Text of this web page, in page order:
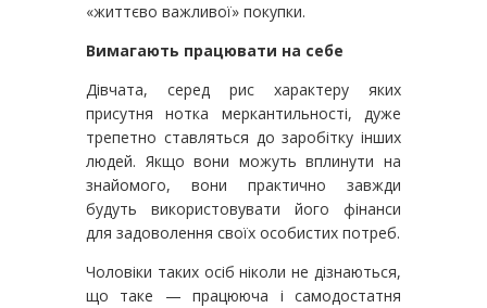
«життєво важливої» покупки.
Вимагають працювати на себе
Дівчата, серед рис характеру яких
присутня нотка меркантильності, дуже
трепетно ставляться до заробітку інших
людей. Якщо вони можуть вплинути на
знайомого, вони практично завжди
будуть використовувати його фінанси
для задоволення своїх особистих потреб.
Чоловіки таких осіб ніколи не дізнаються,
що таке — працююча і самодостатня